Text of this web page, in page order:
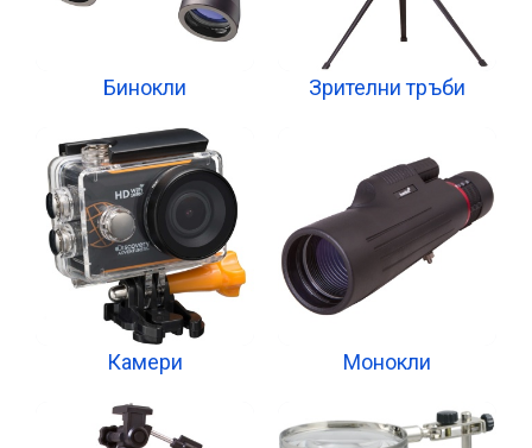
Бинокли Зрителни тръби
Камери Монокли